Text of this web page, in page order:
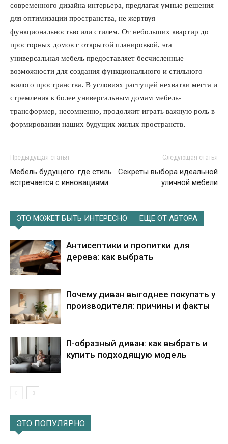
современного дизайна интерьера, предлагая умные решения
для оптимизации пространства, не жертвуя
функциональностью или стилем. От небольших квартир до
просторных домов с открытой планировкой, эта
универсальная мебель предоставляет бесчисленные
возможности для создания функционального и стильного
жилого пространства. В условиях растущей нехватки места и
стремления к более универсальным домам мебель-
трансформер, несомненно, продолжит играть важную роль в
формировании наших будущих жилых пространств.
Предыдущая статья
Мебель будущего: где стиль
встречается с инновациями
Следующая статья
Секреты выбора идеальной
уличной мебели
ЭТО МОЖЕТ БЫТЬ ИНТЕРЕСНО ЕЩЕ ОТ АВТОРА
Антисептики и пропитки для
дерева: как выбрать
Почему диван выгоднее покупать у
производителя: причины и факты
П-образный диван: как выбрать и
купить подходящую модель
ЭТО ПОПУЛЯРНО